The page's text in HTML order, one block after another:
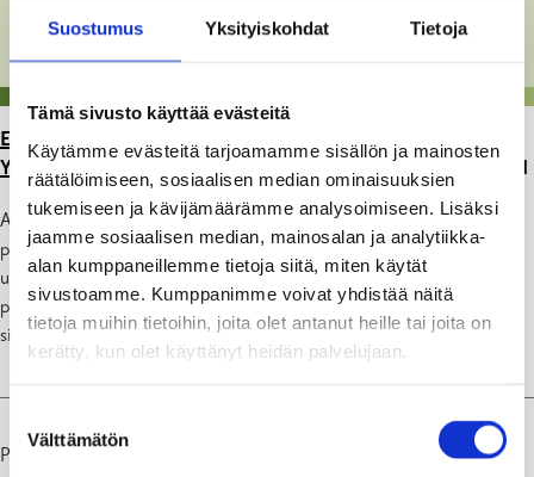
Suostumus Yksityiskohdat Tietoja
Tämä sivusto käyttää evästeitä
Käytämme evästeitä tarjoamamme sisällön ja mainosten
räätälöimiseen, sosiaalisen median ominaisuuksien
tukemiseen ja kävijämäärämme analysoimiseen. Lisäksi
jaamme sosiaalisen median, mainosalan ja analytiikka-
alan kumppaneillemme tietoja siitä, miten käytät
sivustoamme. Kumppanimme voivat yhdistää näitä
tietoja muihin tietoihin, joita olet antanut heille tai joita on
kerätty, kun olet käyttänyt heidän palvelujaan.
valinta
Välttämätön
ETUSIVU YMPÄRISTÖNSUOJELU JA KESTÄVYYS
>
YLEISET YMPÄRISTÖKYSYMYKSET
SIIRTO-REKISTERI
Ammattimaiset jätekuljettajat, jotka kuljettavat rakennus- ja
purkujätettä, vaarallista jätettä, POP-jätettä, saostus- ja
umpisäiliölietettä, hiekan- ja rasvanerotuskaivojen lietettä, tai
pilaantunutta maa-ainesta, ovat velvollisia laatimaan sähköistä
siirtoasiakirjaa. Lisää tietoa tästä löytyyymparisto.fi-sivulta.
Päivitetty: 18.03.26